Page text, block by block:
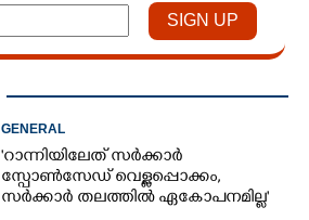
GENERAL
'റാന്നിയിലേത് സർക്കാർ
സ്പോൺസേഡ് വെള്ളപ്പൊക്കം,
സർക്കാർ തലത്തിൽ ഏകോപനമില്ല'